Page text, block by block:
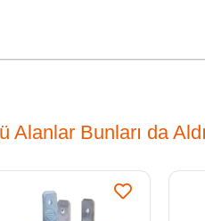
Alanlar Bunları da Aldı